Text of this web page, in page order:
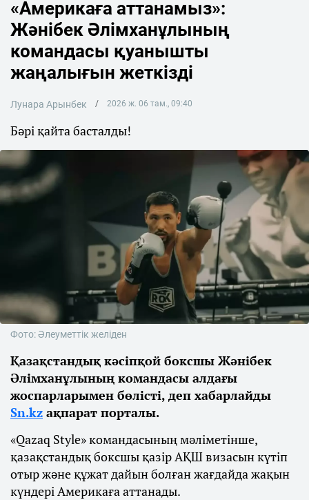
«Америкаға аттанамыз»:
Жәнібек Әлімханұлының
командасы қуанышты
жаңалығын жеткізді
Лунара Арынбек 2026 ж. 06 там., 09:40
Бәрі қайта басталды!
Фото: Әлеуметтік желіден
Қазақстандық кәсіпқой боксшы Жәнібек
Әлімханұлының командасы алдағы
жоспарларымен бөлісті, деп хабарлайды
Sn.kz ақпарат порталы.
«Qazaq Style» командасының мәліметінше,
қазақстандық боксшы қазір АҚШ визасын күтіп
отыр және құжат дайын болған жағдайда жақын
күндері Америкаға аттанады.